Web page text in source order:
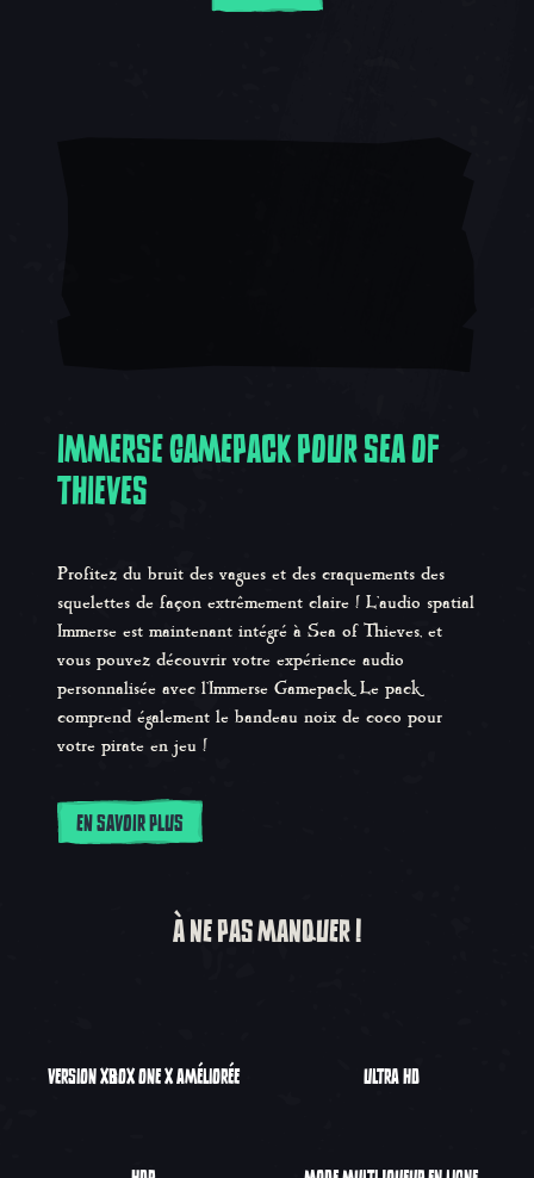
IMMERSE GAMEPACK POUR SEA OF
THIEVES
Profitez du bruit des vagues et des craquements des
squelettes de façon extrêmement claire ! L'audio spatial
Immerse est maintenant intégré à Sea of Thieves, et
vous pouvez découvrir votre expérience audio
personnalisée avec l'Immerse Gamepack. Le pack
comprend également le bandeau noix de coco pour
votre pirate en jeu !
EN SAVOIR PLUS
À NE PAS MANQUER !
VERSION XBOX ONE X AMÉLIORÉE ULTRA HD